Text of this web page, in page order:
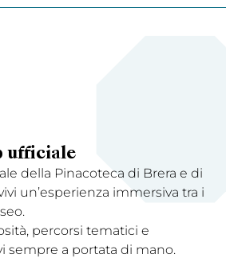
ufficiale
della Pinacoteca di Brera e di
un’esperienza immersiva tra i
percorsi tematici e
sempre a portata di mano.